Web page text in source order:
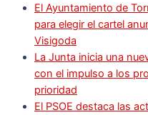
El Ayuntamiento de
para elegir el cartel
Visigoda
La Junta inicia una
con el impulso a los
prioridad
El PSOE destaca las